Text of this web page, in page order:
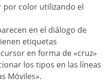
por color utilizando el
en el diálogo de
etiquetas
en forma de «cruz»
los tipos en las líneas
Móviles».